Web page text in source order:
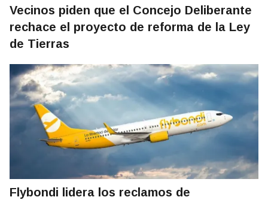
Vecinos piden que el Concejo Deliberante
rechace el proyecto de reforma de la Ley
de Tierras
Flybondi lidera los reclamos de